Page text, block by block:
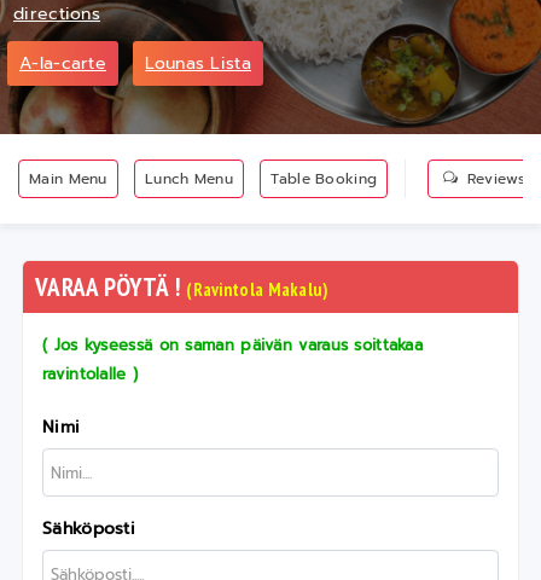
directions
A-la-carte
Lounas Lista
Main Menu Lunch Menu Table Booking Reviews
VARAA PÖYTÄ ! (Ravintola Makalu)
( Jos kyseessä on saman päivän varaus soittakaa
ravintolalle )
Nimi
Sähköposti